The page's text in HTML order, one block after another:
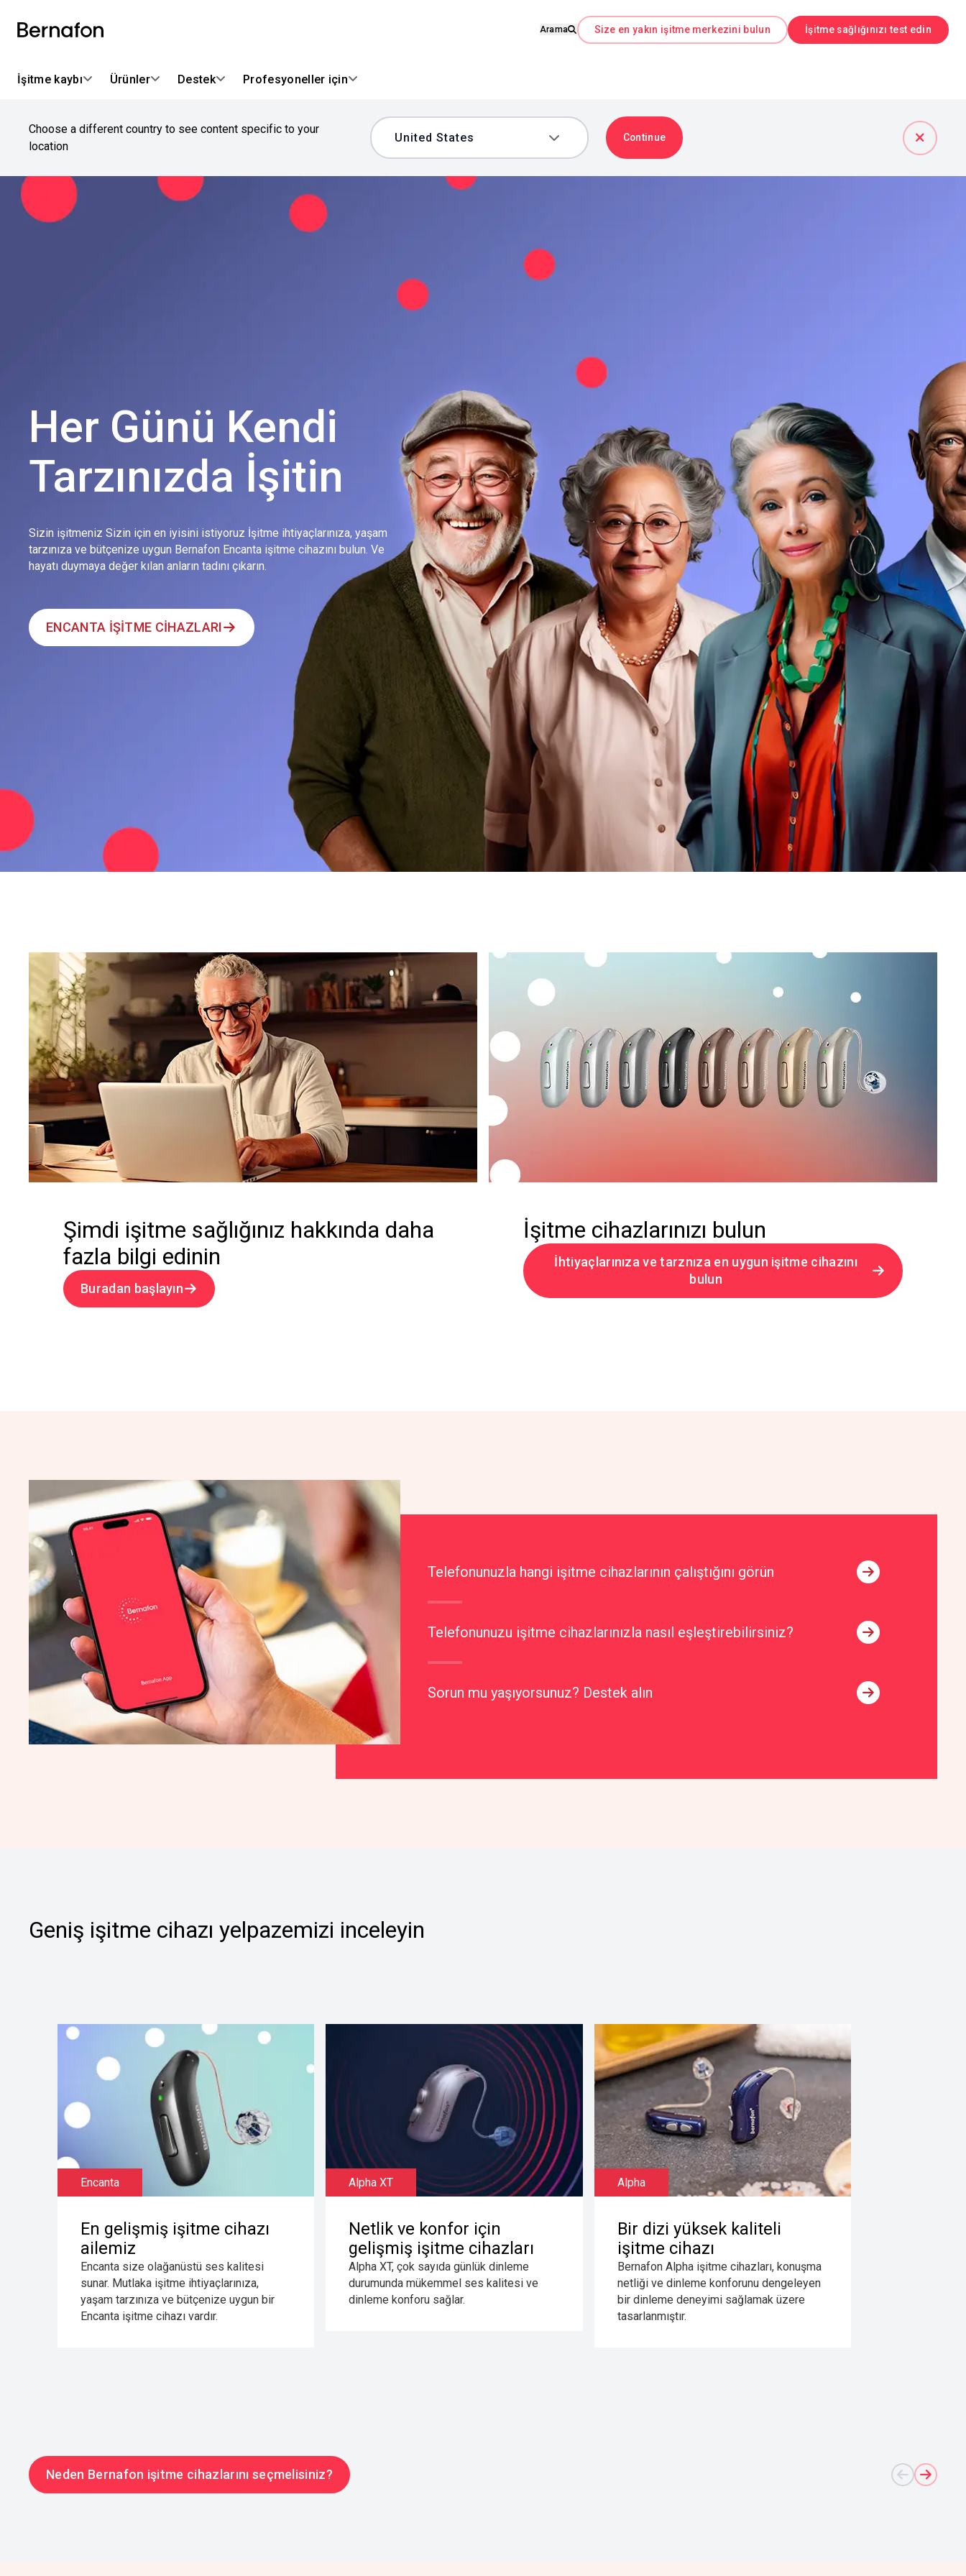
Arama Size en yakın işitme merkezini bulun İşitme sağlığınızı test edin
İşitme kaybı Ürünler Destek Profesyoneller için
Choose a different country to see content specific to your
location
Continue
Her Günü Kendi
Tarzınızda İşitin
Sizin işitmeniz Sizin için en iyisini istiyoruz İşitme ihtiyaçlarınıza, yaşam
tarzınıza ve bütçenize uygun Bernafon Encanta işitme cihazını bulun. Ve
hayatı duymaya değer kılan anların tadını çıkarın.
ENCANTA İŞİTME CİHAZLARI
Şimdi işitme sağlığınız hakkında daha
fazla bilgi edinin
Buradan başlayın
İşitme cihazlarınızı bulun
İhtiyaçlarınıza ve tarznıza en uygun işitme cihazını
bulun
Telefonunuzla hangi işitme cihazlarının çalıştığını görün
Telefonunuzu işitme cihazlarınızla nasıl eşleştirebilirsiniz?
Sorun mu yaşıyorsunuz? Destek alın
Geniş işitme cihazı yelpazemizi inceleyin
Encanta
En gelişmiş işitme cihazı
ailemiz
Encanta size olağanüstü ses kalitesi
sunar. Mutlaka işitme ihtiyaçlarınıza,
yaşam tarzınıza ve bütçenize uygun bir
Encanta işitme cihazı vardır.
Alpha XT
Netlik ve konfor için
gelişmiş işitme cihazları
Alpha XT, çok sayıda günlük dinleme
durumunda mükemmel ses kalitesi ve
dinleme konforu sağlar.
Alpha
Bir dizi yüksek kaliteli
işitme cihazı
Bernafon Alpha işitme cihazları, konuşma
netliği ve dinleme konforunu dengeleyen
bir dinleme deneyimi sağlamak üzere
tasarlanmıştır.
Neden Bernafon işitme cihazlarını seçmelisiniz?